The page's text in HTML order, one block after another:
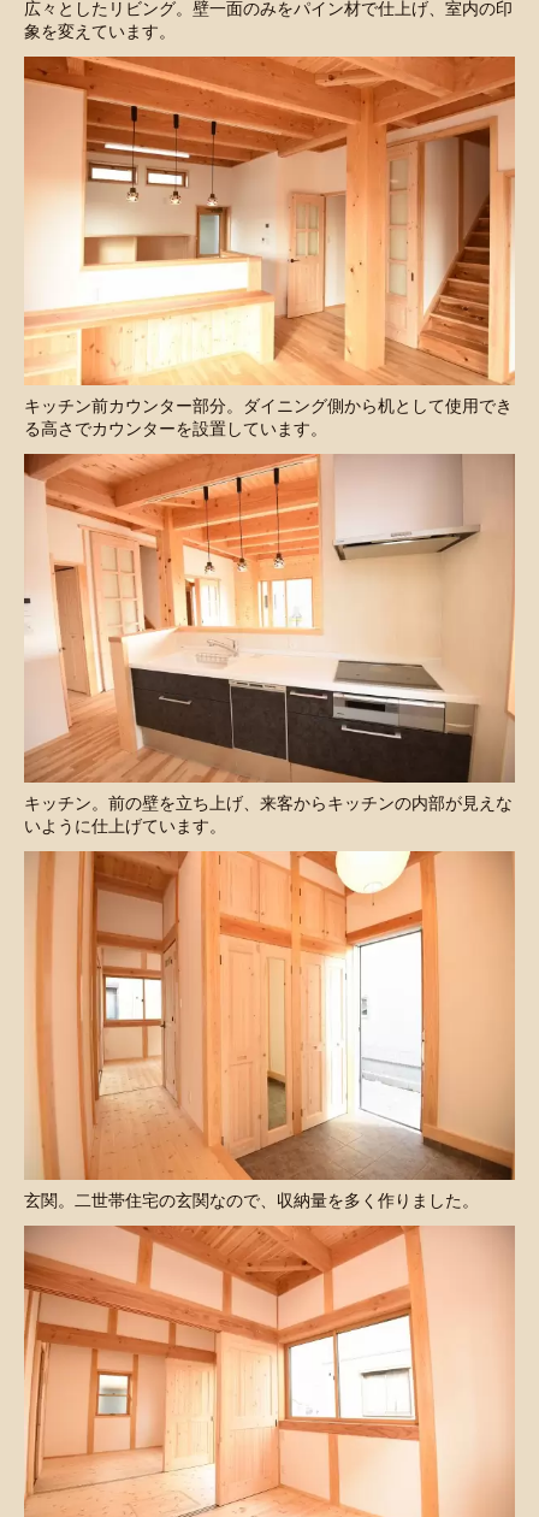
広々としたリビング。壁一面のみをパイン材で仕上げ、室内の印
象を変えています。
キッチン前カウンター部分。ダイニング側から机として使用でき
る高さでカウンターを設置しています。
キッチン。前の壁を立ち上げ、来客からキッチンの内部が見えな
いように仕上げています。
玄関。二世帯住宅の玄関なので、収納量を多く作りました。